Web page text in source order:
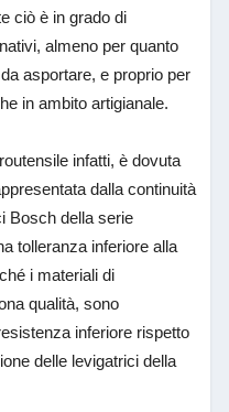
ciò è in grado di
almeno per quanto
asportare, e proprio per
in ambito artigianale.
infatti, è dovuta
dalla continuità
Bosch della serie
tolleranza inferiore alla
i materiali di
qualità, sono
inferiore rispetto
delle levigatrici della